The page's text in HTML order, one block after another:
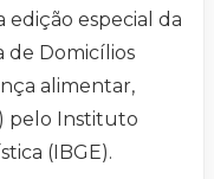
edição especial da
de Domicílios
alimentar,
pelo Instituto
(IBGE).